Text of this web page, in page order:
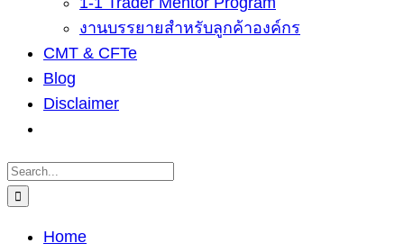
งานบรรยายสำหรับลูกค้าองค์กร
CMT & CFTe
Blog
Disclaimer
Search
for:
Home